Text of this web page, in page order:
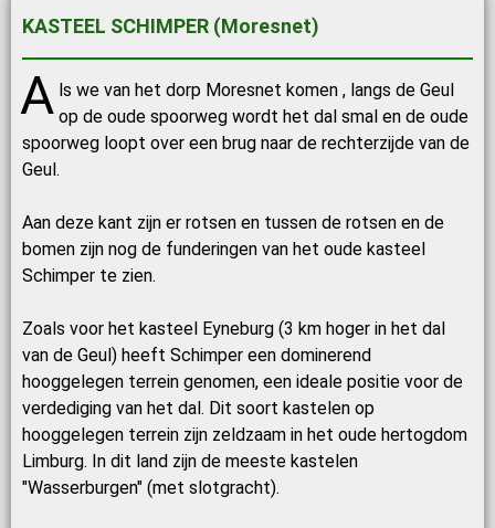
KASTEEL SCHIMPER (Moresnet)
A ls we van het dorp Moresnet komen , langs de Geul
op de oude spoorweg wordt het dal smal en de oude
spoorweg loopt over een brug naar de rechterzijde van de
Geul.
Aan deze kant zijn er rotsen en tussen de rotsen en de
bomen zijn nog de funderingen van het oude kasteel
Schimper te zien.
Zoals voor het kasteel Eyneburg (3 km hoger in het dal
van de Geul) heeft Schimper een dominerend
hooggelegen terrein genomen, een ideale positie voor de
verdediging van het dal. Dit soort kastelen op
hooggelegen terrein zijn zeldzaam in het oude hertogdom
Limburg. In dit land zijn de meeste kastelen
"Wasserburgen" (met slotgracht).